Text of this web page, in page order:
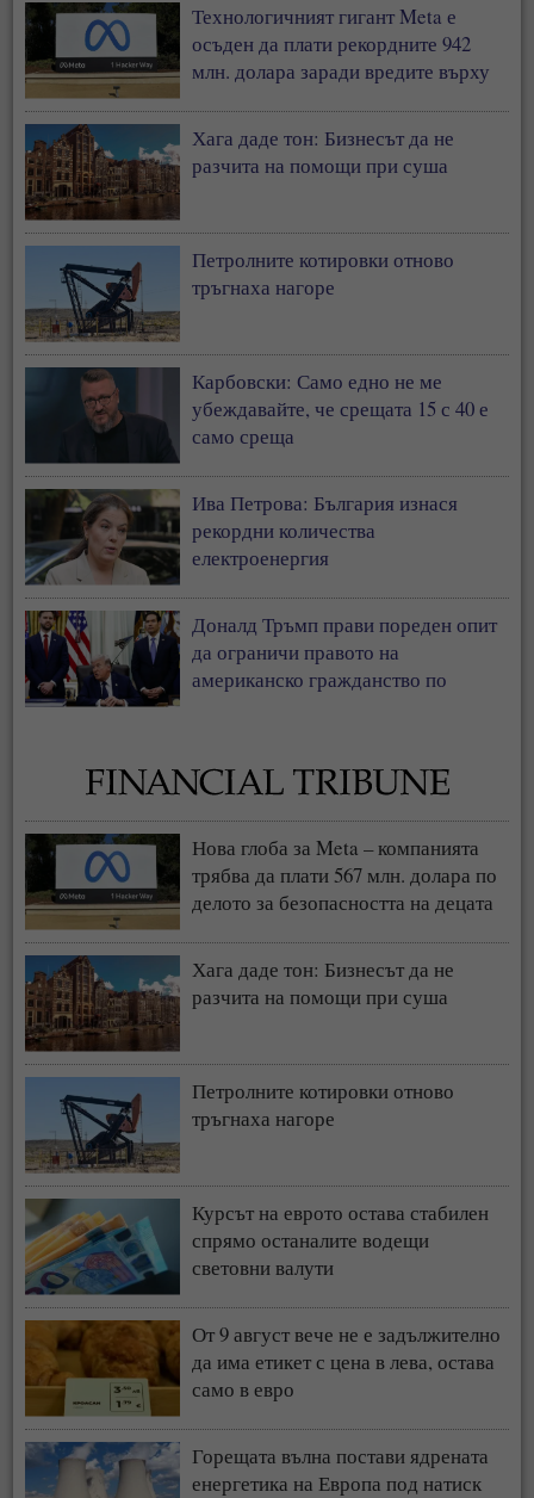
Технологичният гигант Meta е
осъден да плати рекордните 942
млн. долара заради вредите върху
Хага даде тон: Бизнесът да не
разчита на помощи при суша
Петролните котировки отново
тръгнаха нагоре
Карбовски: Само едно не ме
убеждавайте, че срещата 15 с 40 е
само среща
Ива Петрова: България изнася
рекордни количества
електроенергия
Доналд Тръмп прави пореден опит
да ограничи правото на
американско гражданство по
Нова глоба за Meta – компанията
трябва да плати 567 млн. долара по
делото за безопасността на децата
Хага даде тон: Бизнесът да не
разчита на помощи при суша
Петролните котировки отново
тръгнаха нагоре
Курсът на еврото остава стабилен
спрямо останалите водещи
световни валути
От 9 август вече не е задължително
да има етикет с цена в лева, остава
само в евро
Горещата вълна постави ядрената
енергетика на Европа под натиск